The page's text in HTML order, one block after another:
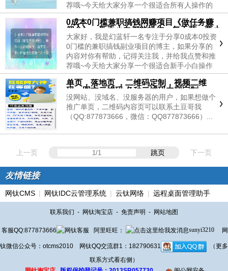
荐哦~今天给大家分享一个很适合所有人操作的
的项目，旧衣服回收，操作非常简单。前期重在
推广不要看收益，后期收益会裂变，还是公益环
保项目。【项目介绍】每个人家里都有不穿不用
的旧衣服?鞋子?帽子...
0成本0门槛兼职搞钱网赚项目《做任务赚
佣金》，新手小白都能操作，每天花一两小
时做做任务赚个几十元，菜钱、烟钱、饮料
钱都有了
大家好，我是幻蓝轩一名专注于分享0成本0投资
0门槛的兼职搞钱副业项目的博主，如果分享的
内容对你有帮助，记得关注我，并给我点赞和推
荐哦~今天给大家分享一个很适合新手小白操作
的的项目，操作非常简单。每天利用零碎空闲时
间，花一两个小时，赚个几十元还是可以的，重
点当天做当天可以提现。特别......
单页，落地页 ，二维码定制，视频二维
码，图文二维码 各种二维码内容定制
没网站、没域名、没服务器的用户，如果想做个
推广单页，二维码内容页可以联系土豆哥我
（QQ:877873666，微信：QQ877873666）​​​​​​​...
上一页 跳页 下一页
友情链接
网钛CMS | 网钛IDC云管理系统 | 云钛网络 | 远程桌面管理助手
联系我们 - 网钛淘宝店 - 免责声明 - 网站地图
客服QQ:877873666 阿里旺旺： sunyi3210 网
钛微信公众号：otcms2010 网钛QQ交流群1：182790631
（更多
联系方式看右侧）